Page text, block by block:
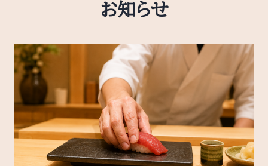
お知らせ